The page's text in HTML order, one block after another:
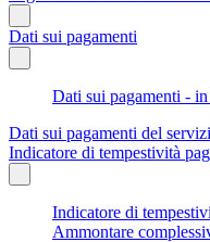
Dati sui pagamenti
Dati sui pagamenti -
Dati sui pagamenti del
Indicatore di tempestività
Indicatore di
Ammontare